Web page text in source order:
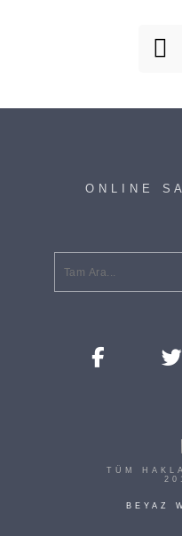
O N L I N E S
TÜM
BEYAZ